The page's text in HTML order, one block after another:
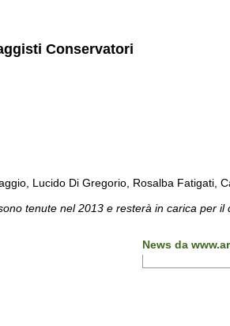
Conservatori
Lucido Di Gregorio, Rosalba Fatigati,
tenute nel 2013 e resterà in carica per il
News da